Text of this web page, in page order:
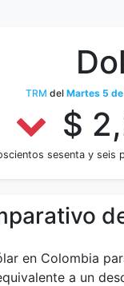
TRM del Martes 5
$
sesenta y seis
en Colombia
a un